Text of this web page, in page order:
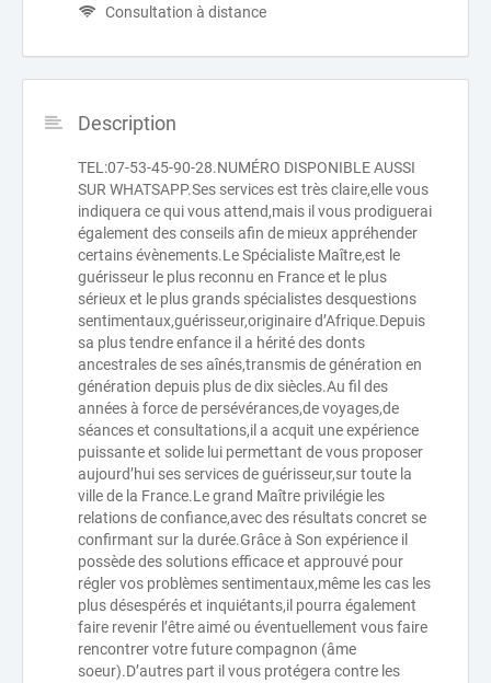
Consultation à distance
Description
TEL:07-53-45-90-28.NUMÉRO DISPONIBLE AUSSI
SUR WHATSAPP.Ses services est très claire,elle vous
indiquera ce qui vous attend,mais il vous prodiguerai
également des conseils afin de mieux appréhender
certains évènements.Le Spécialiste Maître,est le
guérisseur le plus reconnu en France et le plus
sérieux et le plus grands spécialistes desquestions
sentimentaux,guérisseur,originaire d’Afrique.Depuis
sa plus tendre enfance il a hérité des donts
ancestrales de ses aînés,transmis de génération en
génération depuis plus de dix siècles.Au fil des
années à force de persévérances,de voyages,de
séances et consultations,il a acquit une expérience
puissante et solide lui permettant de vous proposer
aujourd’hui ses services de guérisseur,sur toute la
ville de la France.Le grand Maître privilégie les
relations de confiance,avec des résultats concret se
confirmant sur la durée.Grâce à Son expérience il
possède des solutions efficace et approuvé pour
régler vos problèmes sentimentaux,même les cas les
plus désespérés et inquiétants,il pourra également
faire revenir l’être aimé ou éventuellement vous faire
rencontrer votre future compagnon (âme
soeur).D’autres part il vous protégera contre les